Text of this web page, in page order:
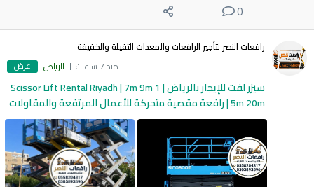
0
رافعات النصر لتأجير الرافعات والمعدات الثقيلة والخفيفة
منذ 7 ساعات
الرياض عرض
سيزر لفت للإيجار بالرياض | Scissor Lift Rental Riyadh | 7m 9m 1
5m 20m | رافعة مقصية متحركة للأعمال المرتفعة والمقاولات